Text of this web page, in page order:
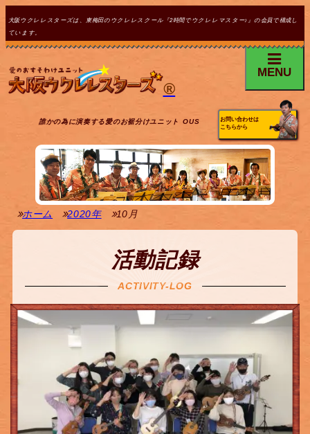
大阪ウクレレスターズは、東梅田のウクレレスクール『2時間でウクレレマスター♪』の会員で構成し
ています。
®
MENU
誰かの為に演奏する愛のお裾分けユニット OUS
お問い合わせは
こちらから
ホーム 2020年 10月
活動記録
ACTIVITY-LOG